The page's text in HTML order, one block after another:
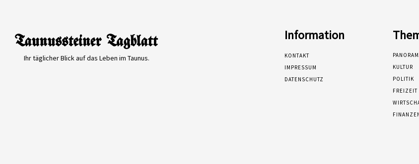
Ihr täglicher Blick auf das Leben im Taunus.
Information
KONTAKT
IMPRESSUM
DATENSCHUTZ
KULTUR
POLITIK
FREIZEIT